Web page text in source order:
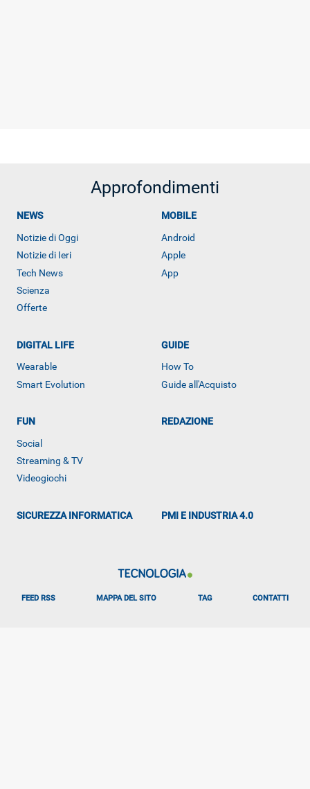
ALTRO
Approfondimenti
NEWS
Notizie di Oggi
Notizie di Ieri
Tech News
Scienza
Offerte
MOBILE
Android
Apple
App
DIGITAL LIFE
Wearable
Smart Evolution
GUIDE
How To
Guide all'Acquisto
FUN
Social
Streaming & TV
Videogiochi
REDAZIONE
SICUREZZA INFORMATICA PMI E INDUSTRIA 4.0
FEED RSS MAPPA DEL SITO TAG CONTATTI